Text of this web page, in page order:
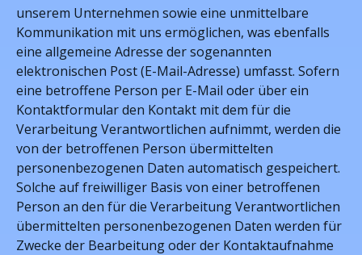
unserem Unternehmen sowie eine unmittelbare
Kommunikation mit uns ermöglichen, was ebenfalls
eine allgemeine Adresse der sogenannten
elektronischen Post (E-Mail-Adresse) umfasst. Sofern
eine betroffene Person per E-Mail oder über ein
Kontaktformular den Kontakt mit dem für die
Verarbeitung Verantwortlichen aufnimmt, werden die
von der betroffenen Person übermittelten
personenbezogenen Daten automatisch gespeichert.
Solche auf freiwilliger Basis von einer betroffenen
Person an den für die Verarbeitung Verantwortlichen
übermittelten personenbezogenen Daten werden für
Zwecke der Bearbeitung oder der Kontaktaufnahme